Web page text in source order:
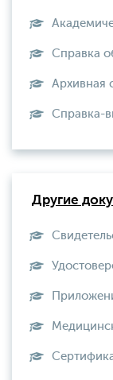
Справка
Архивная
Справка-
Другие